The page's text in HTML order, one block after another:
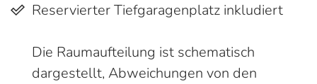
Reservierter Tiefgaragenplatz inkludiert
Die Raumaufteilung ist schematisch
dargestellt, Abweichungen von den